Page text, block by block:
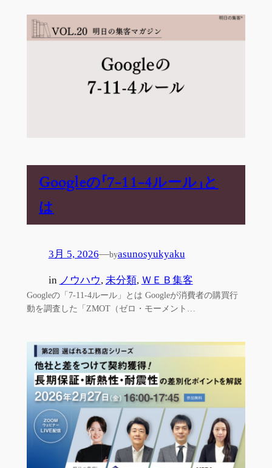
Googleの「7-11-4ルール」と
は
3月 5, 2026—byasunosyukyaku
in ノウハウ, 未分類, ＷＥＢ集客
Googleの「7-11-4ルール」とは Googleが消費者の購買行
動を調査した「ZMOT（ゼロ・モーメント…